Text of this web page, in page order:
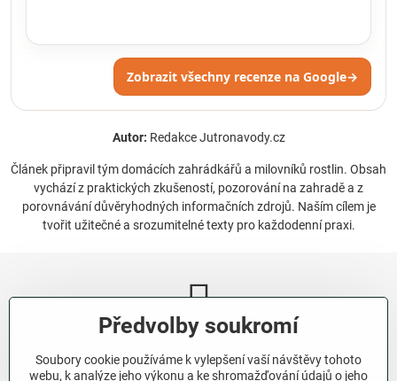
Zobrazit všechny recenze na Google→
Autor: Redakce Jutronavody.cz
Článek připravil tým domácích zahrádkářů a milovníků rostlin. Obsah
vychází z praktických zkušeností, pozorování na zahradě a z
porovnávání důvěryhodných informačních zdrojů. Naším cílem je
tvořit užitečné a srozumitelné texty pro každodenní praxi.
Newsletter
Odebírat naše novinky:
Předvolby soukromí
Soubory cookie používáme k vylepšení vaší návštěvy tohoto
webu, k analýze jeho výkonu a ke shromažďování údajů o jeho